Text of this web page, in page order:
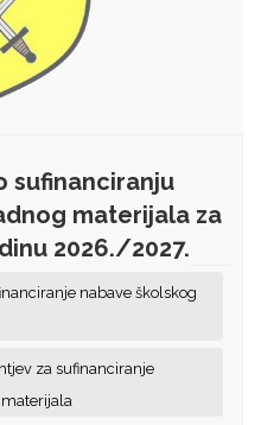
sufinanciranju
materijala za
2026./2027.
nabave školskog
za sufinanciranje